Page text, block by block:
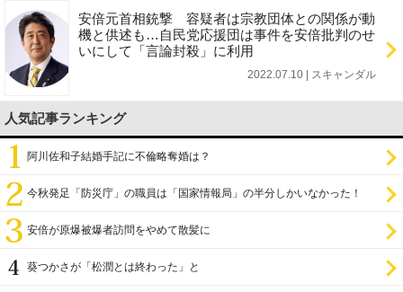
安倍元首相銃撃 容疑者は宗教団体との関係が動
機と供述も…自民党応援団は事件を安倍批判のせ
いにして「言論封殺」に利用
2022.07.10 | スキャンダル
人気記事ランキング
阿川佐和子結婚手記に不倫略奪婚は？
今秋発足「防災庁」の職員は「国家情報局」の半分しかいなかった！
安倍が原爆被爆者訪問をやめて散髪に
葵つかさが「松潤とは終わった」と